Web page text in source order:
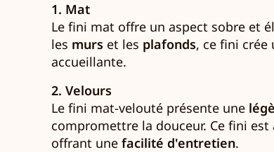
1. Mat
Le fini mat offre un aspect sobre et
les murs et les plafonds, ce fini crée
accueillante.
2. Velours
Le fini mat-velouté présente une
compromettre la douceur. Ce fini
offrant une facilité d'entretien.